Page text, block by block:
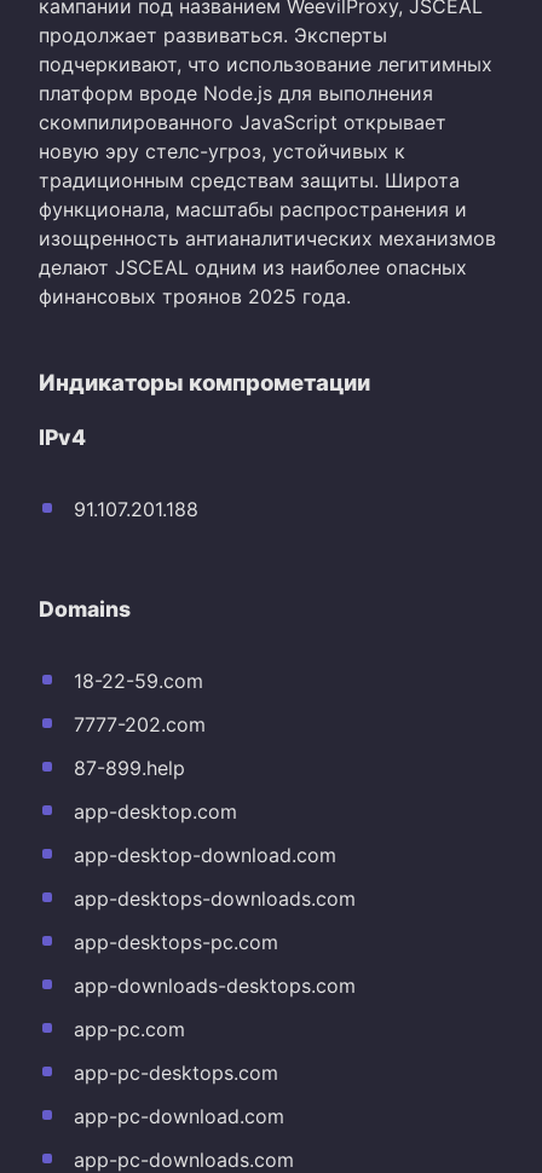
кампании под названием WeevilProxy, JSCEAL
продолжает развиваться. Эксперты
подчеркивают, что использование легитимных
платформ вроде Node.js для выполнения
скомпилированного JavaScript открывает
новую эру стелс-угроз, устойчивых к
традиционным средствам защиты. Широта
функционала, масштабы распространения и
изощренность антианалитических механизмов
делают JSCEAL одним из наиболее опасных
финансовых троянов 2025 года.
Индикаторы компрометации
IPv4
91.107.201.188
Domains
18-22-59.com
7777-202.com
87-899.help
app-desktop.com
app-desktop-download.com
app-desktops-downloads.com
app-desktops-pc.com
app-downloads-desktops.com
app-pc.com
app-pc-desktops.com
app-pc-download.com
app-pc-downloads.com